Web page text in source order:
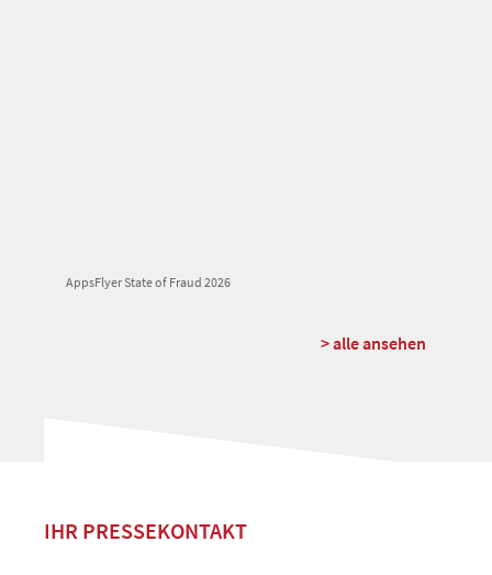
AppsFlyer State of Fraud 2026
> alle ansehen
IHR PRESSEKONTAKT